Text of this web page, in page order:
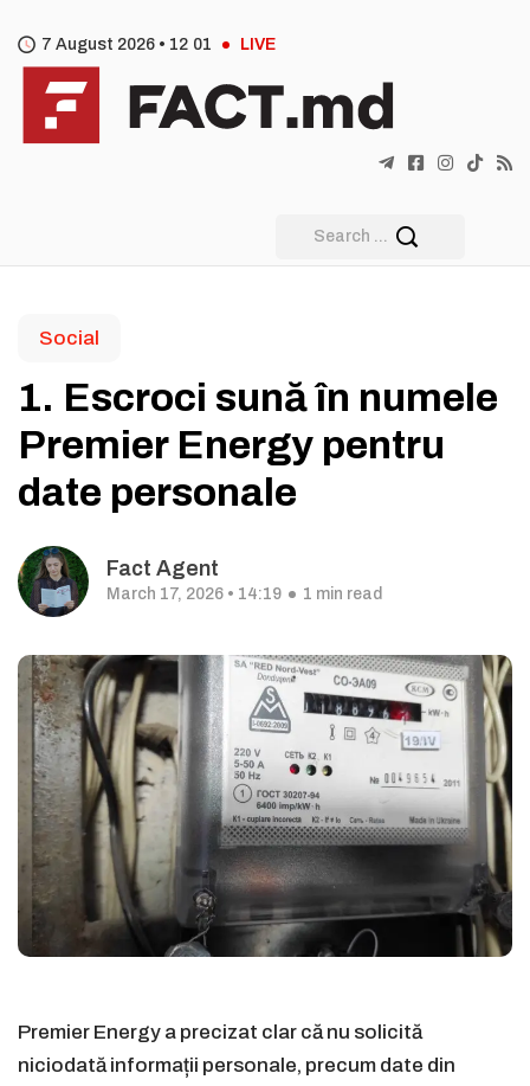
7 August 2026 • 12 01 LIVE
Social
1. Escroci sună în numele
Premier Energy pentru
date personale
Fact Agent
March 17, 2026 • 14:19 1 min read
Premier Energy a precizat clar că nu solicită
niciodată informații personale, precum date din